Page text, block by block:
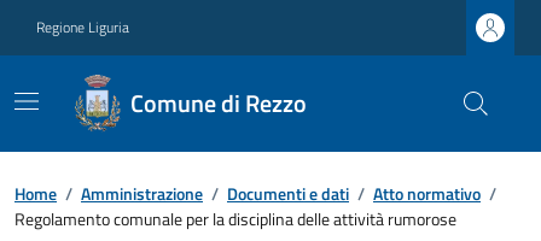
Regione Liguria
Comune di Rezzo
Home / Amministrazione / Documenti e dati / Atto normativo /
Regolamento comunale per la disciplina delle attività rumorose